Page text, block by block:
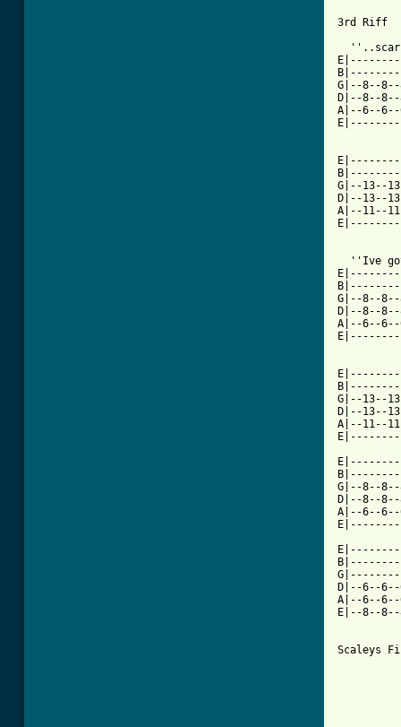
G|--8--
D|--8--
A|--6--
G|--13--
D|--13--
A|--11--
''Ive
G|--8--
D|--8--
A|--6--
G|--13--
D|--13--
A|--11--
G|--8--
D|--8--
A|--6--
D|--6--
A|--6--
E|--8--
Scaleys